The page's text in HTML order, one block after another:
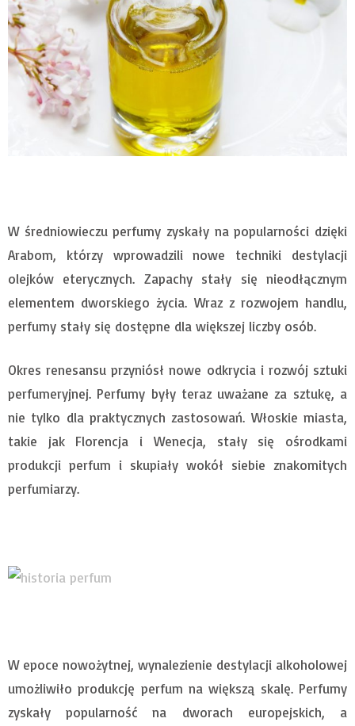
W średniowieczu perfumy zyskały na popularności dzięki
Arabom, którzy wprowadzili nowe techniki destylacji
olejków eterycznych. Zapachy stały się nieodłącznym
elementem dworskiego życia. Wraz z rozwojem handlu,
perfumy stały się dostępne dla większej liczby osób.
Okres renesansu przyniósł nowe odkrycia i rozwój sztuki
perfumeryjnej. Perfumy były teraz uważane za sztukę, a
nie tylko dla praktycznych zastosowań. Włoskie miasta,
takie jak Florencja i Wenecja, stały się ośrodkami
produkcji perfum i skupiały wokół siebie znakomitych
perfumiarzy.
W epoce nowożytnej, wynalezienie destylacji alkoholowej
umożliwiło produkcję perfum na większą skalę. Perfumy
zyskały popularność na dworach europejskich, a